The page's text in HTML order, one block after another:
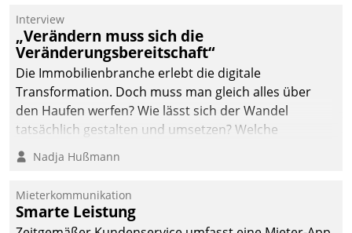
Die monatlichen
Mitteilungen zum
Heizungs- und
Wasserverbrauch gehen
automatisiert, vollständig
und auf Wunsch über
mehrere zuvor
Kommunikationswege bei
Interview
„Verändern muss sich die
Veränderungsbereitschaft“
Die Immobilienbranche erlebt die digitale
Transformation. Doch muss man gleich alles über
den Haufen werfen? Wie lässt sich der Wandel
tatsächlich gestalten und umsetzen? Welche
Argumente zählen wirklich?
Nadja Hußmann
Mieterkommunikation
Smarte Leistung